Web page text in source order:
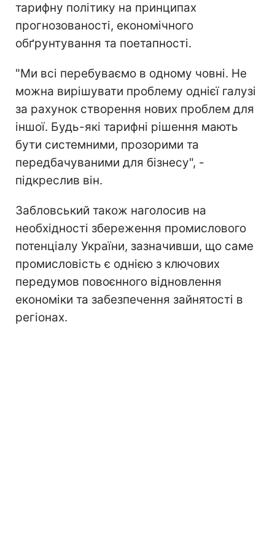
тарифну політику на принципах
прогнозованості, економічного
обґрунтування та поетапності.
"Ми всі перебуваємо в одному човні. Не
можна вирішувати проблему однієї галузі
за рахунок створення нових проблем для
іншої. Будь-які тарифні рішення мають
бути системними, прозорими та
передбачуваними для бізнесу", -
підкреслив він.
Забловський також наголосив на
необхідності збереження промислового
потенціалу України, зазначивши, що саме
промисловість є однією з ключових
передумов повоєнного відновлення
економіки та забезпечення зайнятості в
регіонах.